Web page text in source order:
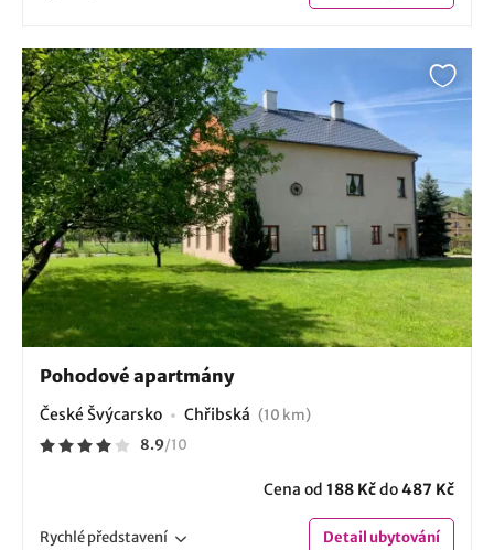
Pohodové apartmány
České Švýcarsko Chřibská (10 km)
8.9/10
Cena od 188 Kčdo487 Kč
Rychlépředstavení Detailubytování